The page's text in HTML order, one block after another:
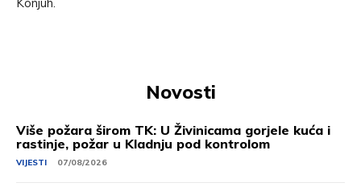
Konjuh.
Novosti
Više požara širom TK: U Živinicama gorjele kuća i
rastinje, požar u Kladnju pod kontrolom
VIJESTI 07/08/2026